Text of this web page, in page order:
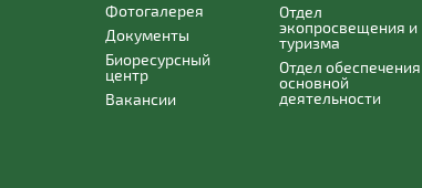
Фотогалерея
Документы
Биоресурсный
центр
Вакансии
Отдел
экопросвещения и
туризма
Отдел обеспечения
основной
деятельности